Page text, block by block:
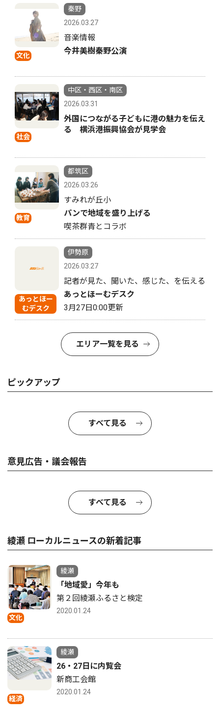
文化
秦野
2026.03.27
音楽情報
今井美樹秦野公演
社会
中区・西区・南区
2026.03.31
外国につながる子どもに港の魅力を伝え
る 横浜港振興協会が見学会
教育
都筑区
2026.03.26
すみれが丘小
パンで地域を盛り上げる
喫茶群青とコラボ
あっとほー
むデスク
伊勢原
2026.03.27
記者が見た、聞いた、感じた、を伝える
あっとほーむデスク
3月27日0:00更新
エリア一覧を見る
ピックアップ
すべて見る
意見広告・議会報告
すべて見る
綾瀬 ローカルニュースの新着記事
文化
綾瀬
「地域愛」今年も
第２回綾瀬ふるさと検定
2020.01.24
経済
綾瀬
26・27日に内覧会
新商工会館
2020.01.24